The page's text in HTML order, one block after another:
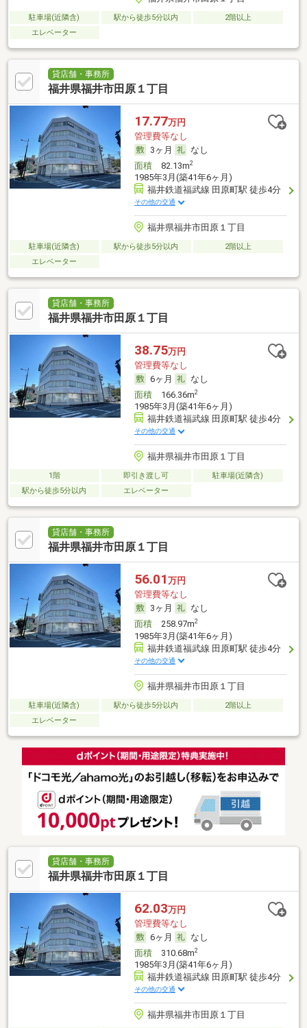
駐車場(近隣含) 駅から徒歩5分以内
2階以上
エレベーター
貸店舗・事務所
福井県福井市田原１丁目
17.77万円
管理費等なし
3ヶ月
なし
面積82.13m2
1985年3月(築41年6ヶ月)
福井鉄道福武線 田原町駅 徒歩4分
その他の交通
福井県福井市田原１丁目
駐車場(近隣含) 駅から徒歩5分以内
2階以上
エレベーター
貸店舗・事務所
福井県福井市田原１丁目
38.75万円
管理費等なし
6ヶ月
なし
面積166.36m2
1985年3月(築41年6ヶ月)
福井鉄道福武線 田原町駅 徒歩4分
その他の交通
福井県福井市田原１丁目
1階 即引き渡し可
駐車場(近隣含)
駅から徒歩5分以内
エレベーター
貸店舗・事務所
福井県福井市田原１丁目
56.01 万円
管理費等なし
3ヶ月
なし
面積258.97m2
1985年3月(築41年6ヶ月)
福井鉄道福武線 田原町駅 徒歩4分
その他の交通
福井県福井市田原１丁目
駐車場(近隣含) 駅から徒歩5分以内
2階以上
エレベーター
貸店舗・事務所
福井県福井市田原１丁目
62.03万円
管理費等なし
6ヶ月
なし
面積310.68m2
1985年3月(築41年6ヶ月)
福井鉄道福武線 田原町駅 徒歩4分
その他の交通
福井県福井市田原１丁目